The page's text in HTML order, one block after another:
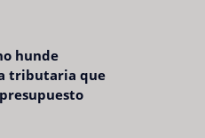
hunde
tributaria que